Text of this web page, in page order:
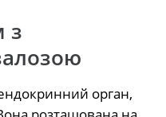
з
орган,